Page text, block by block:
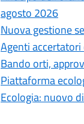
agosto 2026
Nuova gestione
Agenti
Bando orti,
Piattaforma
Ecologia: nuovo